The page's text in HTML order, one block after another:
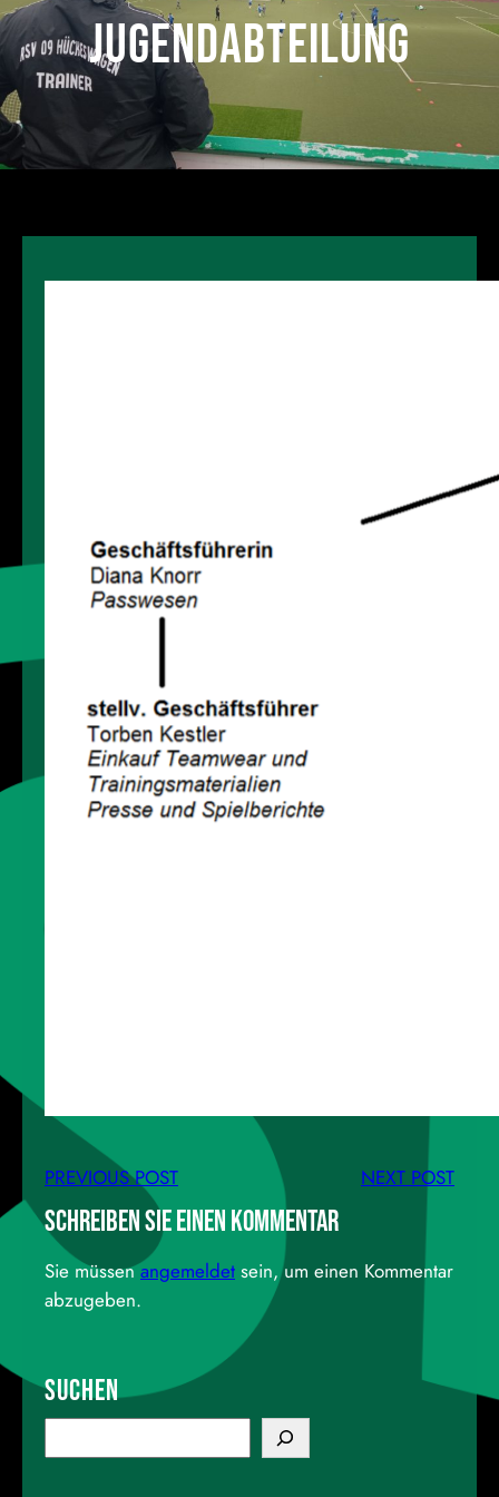
Jugendabteilung
PREVIOUS POST NEXT POST
Schreiben Sie einen Kommentar
Sie müssenangemeldet sein, um einen Kommentar
abzugeben.
Suchen
e